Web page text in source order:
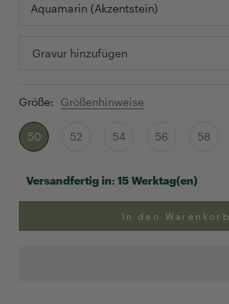
Aquamarin (Akzentstein)
Gravur hinzufügen
Größe: Größenhinweise
50 52 54 56 58
Versandfertig in:15 Werktag(en)
In den Warenkorb